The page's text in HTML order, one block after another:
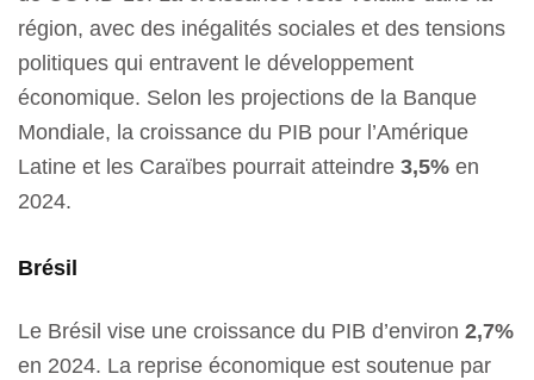
région, avec des inégalités sociales et des tensions
politiques qui entravent le développement
économique. Selon les projections de la Banque
Mondiale, la croissance du PIB pour l’Amérique
Latine et les Caraïbes pourrait atteindre 3,5% en
2024.
Brésil
Le Brésil vise une croissance du PIB d’environ 2,7%
en 2024. La reprise économique est soutenue par